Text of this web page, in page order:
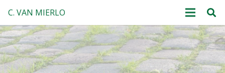
C. VAN MIERLO